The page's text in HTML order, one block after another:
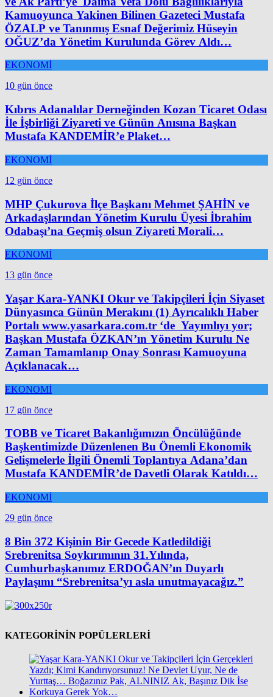
Kamuoyunca Yakinen Bilinen Gazeteci Mustafa
ÖZALP ve Tanınmış Esnaf Değerimiz Hüseyin
OĞUZ’da Yönetim Kurulunda Görev Aldı…
EKONOMİ
10 gün önce
Kıbrıs Adanalılar Derneğinden Kozan Ticaret Odası
İle İşbirliği Ziyareti ve Günün Anısına Başkan
Mustafa KANDEMİR’e Plaket…
EKONOMİ
12 gün önce
MHP Çukurova İlçe Başkanı Mehmet ŞAHİN ve
Arkadaşlarından Yönetim Kurulu Üyesi İbrahim
Odabaşı’na Geçmiş olsun Ziyareti Morali…
EKONOMİ
13 gün önce
Yaşar Kara-YANKI Okur ve Takipçileri İçin Siyaset
Dünyasınca Günün Merakını (1) Ayrıcalıklı Haber
Portalı www.yasarkara.com.tr ‘de Yayımlıyı yor;
Başkan Mustafa ÖZKAN’ın Yönetim Kurulu Ne
Zaman Tamamlanıp Onay Sonrası Kamuoyuna
Açıklanacak…
EKONOMİ
17 gün önce
TOBB ve Ticaret Bakanlığımızın Öncülüğünde
Başkentimizde Düzenlenen Bu Önemli Ekonomik
Gelişmelerle İlgili Önemli Toplantıya Adana’dan
Mustafa KANDEMİR’de Davetli Olarak Katıldı…
EKONOMİ
29 gün önce
8 Bin 372 Kişinin Bir Gecede Katledildiği
Srebrenitsa Soykırımının 31.Yılında,
Cumhurbaşkanımız ERDOĞAN’ın Duyarlı
Paylaşımı “Srebrenitsa’yı asla unutmayacağız.”
KATEGORİNİN POPÜLERLERİ